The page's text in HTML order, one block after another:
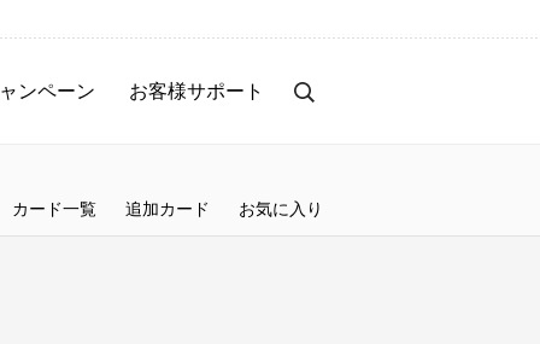
ンペーン お客様サポート
カード一覧 追加カード お気に入り